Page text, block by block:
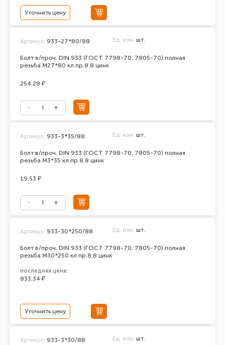
Уточнить цену
Болт в/проч. DIN 933 (ГОСТ 7798-70, 7805-70) полная
резьба М27*80 кл.пр.8.8 цинк
Артикул: 933-27*80/88 Ед. изм. шт.
254.28 ₽
Болт в/проч. DIN 933 (ГОСТ 7798-70, 7805-70) полная
резьба М3*35 кл.пр.8.8 цинк
Артикул: 933-3*35/88 Ед. изм. шт.
19.53 ₽
Болт в/проч. DIN 933 (ГОСТ 7798-70, 7805-70) полная
резьба М30*250 кл.пр.8.8 цинк
Артикул: 933-30*250/88 Ед. изм. шт.
последняя цена:
833.34 ₽
Уточнить цену
Артикул: 933-3*30/88 Ед. изм. шт.